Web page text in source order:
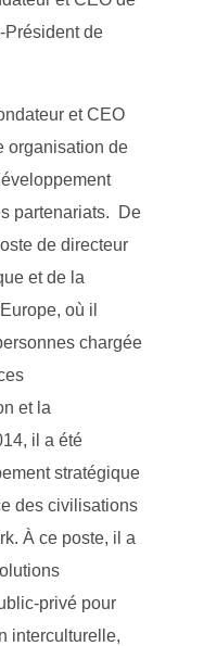
Président de
et CEO
organisation de
partenariats. De
de directeur
et de la
où il
chargée
et la
il a été
stratégique
des civilisations
À ce poste, il a
privé pour
interculturelle,